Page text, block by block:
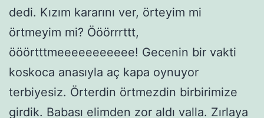
dedi. Kızım kararını ver, örteyim mi
örtmeyim mi? Ööörrrttt,
ööörtttmeeeeeeeeeee! Gecenin bir vakti
koskoca anasıyla aç kapa oynuyor
terbiyesiz. Örterdin örtmezdin birbirimize
girdik. Babası elimden zor aldı valla. Zırlaya